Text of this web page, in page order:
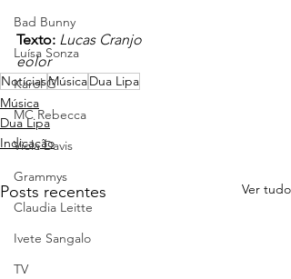
Bad Bunny
Luísa Sonza
Karol G
MC Rebecca
Viola Davis
Grammys
Claudia Leitte
Ivete Sangalo
TV
Texto: Lucas Cranjo
eolor
NotíciasMúsicaDua Lipa
Música
Dua Lipa
Indicação
Posts recentes Ver tudo